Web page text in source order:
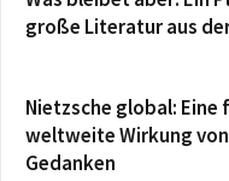
große Literatur aus
Nietzsche global: Eine
weltweite Wirkung
Gedanken